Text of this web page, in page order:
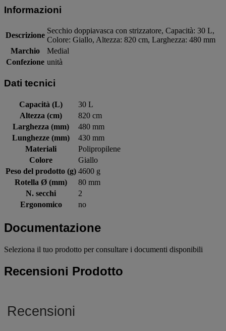
Informazioni
Descrizione
Secchio doppiavasca con strizzatore, Capacità: 30 L,
Colore: Giallo, Altezza: 820 cm, Larghezza: 480 mm
Marchio
Medial
Confezione unità
Dati tecnici
Capacità (L)
30 L
Altezza (cm)
820 cm
Larghezza (mm)
480 mm
Lunghezze (mm)
430 mm
Materiali
Polipropilene
Colore
Giallo
Peso del prodotto (g) 4600 g
Rotella Ø (mm)
80 mm
N. secchi
2
Ergonomico
no
Documentazione
Seleziona il tuo prodotto per consultare i documenti disponibili
Recensioni Prodotto